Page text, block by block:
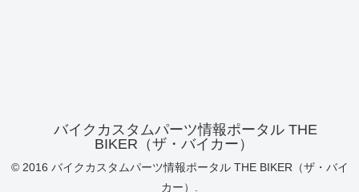
バイクカスタムパーツ情報ポータル THE
BIKER（ザ・バイカー）
© 2016 バイクカスタムパーツ情報ポータル THE BIKER（ザ・バイ
カー）.